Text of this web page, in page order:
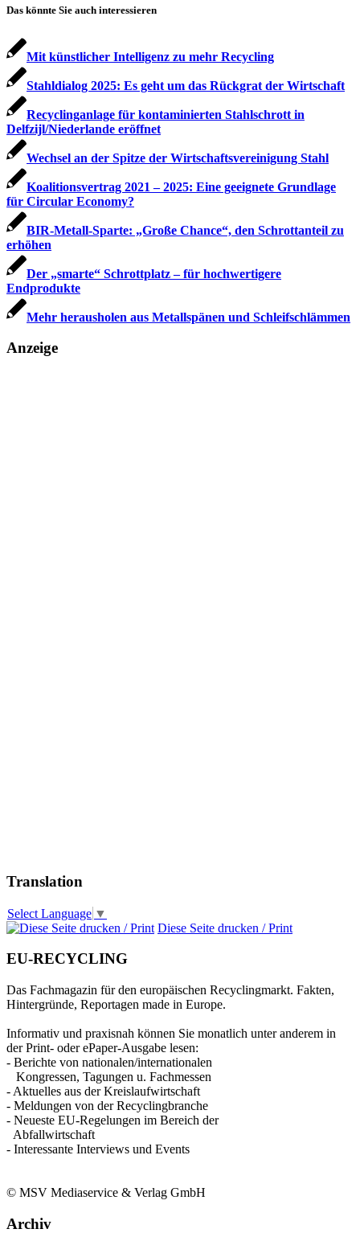
Das könnte Sie auch interessieren
Mit künstlicher Intelligenz zu mehr Recycling
Stahldialog 2025: Es geht um das Rückgrat der Wirtschaft
Recyclinganlage für kontaminierten Stahlschrott in
Delfzijl/Niederlande eröffnet
Wechsel an der Spitze der Wirtschafts­vereinigung Stahl
Koalitionsvertrag 2021 – 2025: Eine geeignete Grundlage
für Circular Economy?
BIR-Metall-Sparte: „Große Chance“, den Schrottanteil zu
erhöhen
Der „smarte“ Schrottplatz – für hochwertigere
Endprodukte
Mehr herausholen aus Metallspänen und Schleifschlämmen
Anzeige
Translation
Select Language ▼
Diese Seite drucken / Print
EU-RECYCLING
Das Fachmagazin für den europäischen Recyclingmarkt. Fakten,
Hintergründe, Reportagen made in Europe.
Informativ und praxisnah können Sie monatlich unter anderem in
der Print- oder ePaper-Ausgabe lesen:
- Berichte von nationalen/internationalen
Kongressen, Tagungen u. Fachmessen
- Aktuelles aus der Kreislaufwirtschaft
- Meldungen von der Recyclingbranche
- Neueste EU-Regelungen im Bereich der
Abfallwirtschaft
- Interessante Interviews und Events
© MSV Mediaservice & Verlag GmbH
Archiv